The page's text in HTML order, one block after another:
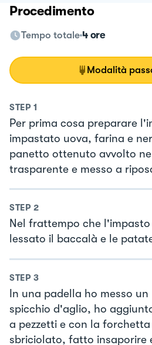
Procedimento
Tempo totale 4 ore
Modalità
STEP 1
Per prima cosa preparare
impastato uova, farina e
panetto ottenuto avvolto
trasparente e messo a
STEP 2
Nel frattempo che
lessato il baccalà e le
STEP 3
In una padella ho messo
spicchio d'aglio, ho
a pezzetti e con la
sbriciolato, fatto insaporire